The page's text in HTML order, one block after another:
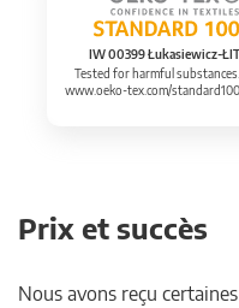
IW 00399 Łukasiewicz-ŁIT
Tested for harmful substances.
www.oeko-tex.com/standard100
Prix et succès
Nous avons reçu